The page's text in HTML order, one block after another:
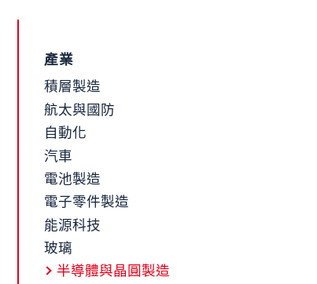
產業
積層製造
航太與國防
自動化
汽車
電池製造
電子零件製造
能源科技
玻璃
半導體與晶圓製造